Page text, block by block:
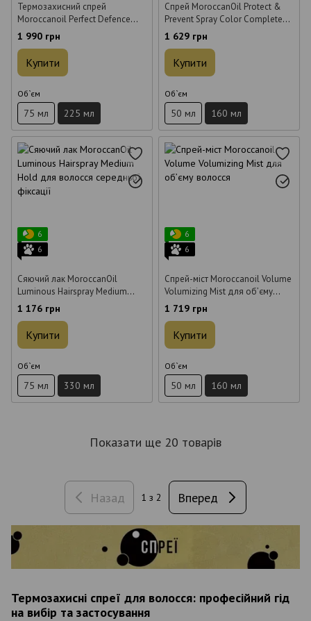
Термозахисний спрей
Moroccanoil Perfect Defence
Protect Ідеальний захист 225 мл
1 990 грн
Купити
Об`єм
75 мл 225 мл
Спрей MoroccanOil Protect &
Prevent Spray Color Complete
для захисту та збереження
кольору 160 мл
1 629 грн
Купити
Об`єм
50 мл 160 мл
6
6
Сяючий лак MoroccanOil
Luminous Hairspray Medium
Hold для волосся середньої
фіксації 330 мл
1 176 грн
Купити
Об`єм
75 мл 330 мл
6
6
Спрей-міст Moroccanoil Volume
Volumizing Mist для об’єму
волосся 160 мл
1 719 грн
Купити
Об`єм
50 мл 160 мл
Показати ще 20 товарів
Назад 1 з 2 Вперед
Термозахисні спреї для волосся: професійний гід
на вибір та застосування